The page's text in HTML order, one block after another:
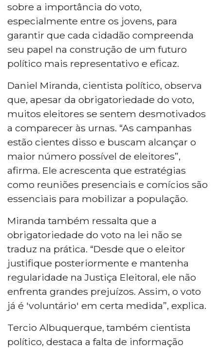
sobre a importância do voto,
especialmente entre os jovens, para
garantir que cada cidadão compreenda
seu papel na construção de um futuro
político mais representativo e eficaz.
Daniel Miranda, cientista político, observa
que, apesar da obrigatoriedade do voto,
muitos eleitores se sentem desmotivados
a comparecer às urnas. “As campanhas
estão cientes disso e buscam alcançar o
maior número possível de eleitores”,
afirma. Ele acrescenta que estratégias
como reuniões presenciais e comícios são
essenciais para mobilizar a população.
Miranda também ressalta que a
obrigatoriedade do voto na lei não se
traduz na prática. “Desde que o eleitor
justifique posteriormente e mantenha
regularidade na Justiça Eleitoral, ele não
enfrenta grandes prejuízos. Assim, o voto
já é 'voluntário' em certa medida”, explica.
Tercio Albuquerque, também cientista
político, destaca a falta de informação